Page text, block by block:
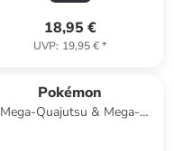
18,95 €
UVP: 19,95 €*
Pokémon
Mega-Quajutsu & Mega-